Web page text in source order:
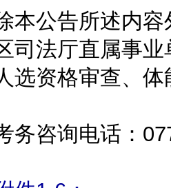
公告所述内容
司法厅直属事
选资格审查、
咨询电话：